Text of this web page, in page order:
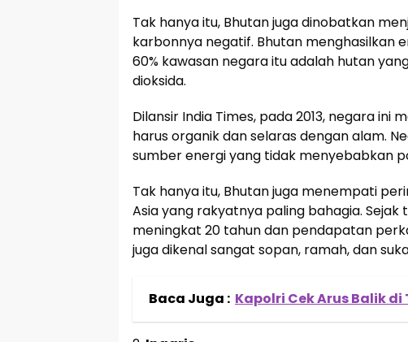
Tak hanya itu, Bhutan juga dinobatkan
karbonnya negatif. Bhutan menghasilkan
60% kawasan negara itu adalah hutan
dioksida.
Dilansir India Times, pada 2013, negara
harus organik dan selaras dengan alam.
sumber energi yang tidak menyebabkan
Tak hanya itu, Bhutan juga menempati
Asia yang rakyatnya paling bahagia.
meningkat 20 tahun dan pendapatan
juga dikenal sangat sopan, ramah, dan
Baca Juga : Kapolri Cek Arus Balik